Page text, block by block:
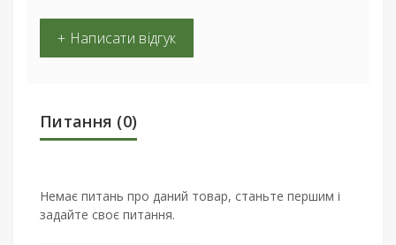
+ Написати відгук
Питання (0)
Немає питань про даний товар, станьте першим і
задайте своє питання.